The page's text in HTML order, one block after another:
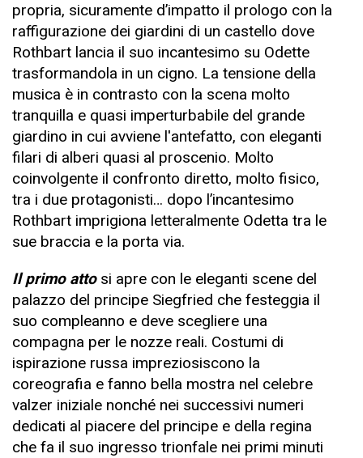
propria, sicuramente d’impatto il prologo con la
raffigurazione dei giardini di un castello dove
Rothbart lancia il suo incantesimo su Odette
trasformandola in un cigno. La tensione della
musica è in contrasto con la scena molto
tranquilla e quasi imperturbabile del grande
giardino in cui avviene l'antefatto, con eleganti
filari di alberi quasi al proscenio. Molto
coinvolgente il confronto diretto, molto fisico,
tra i due protagonisti… dopo l’incantesimo
Rothbart imprigiona letteralmente Odetta tra le
sue braccia e la porta via.
Il primo attosi apre con le eleganti scene del
palazzo del principe Siegfried che festeggia il
suo compleanno e deve scegliere una
compagna per le nozze reali. Costumi di
ispirazione russa impreziosiscono la
coreografia e fanno bella mostra nel celebre
valzer iniziale nonché nei successivi numeri
dedicati al piacere del principe e della regina
che fa il suo ingresso trionfale nei primi minuti